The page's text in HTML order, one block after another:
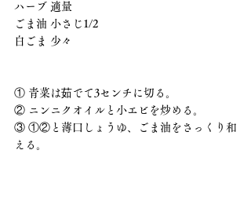
ハーブ 適量
ごま油 小さじ1/2
白ごま 少々
① 青菜は茹でて3センチに切る。
② ニンニクオイルと小エビを炒める。
③ ①②と薄口しょうゆ、ごま油をさっくり和
える。